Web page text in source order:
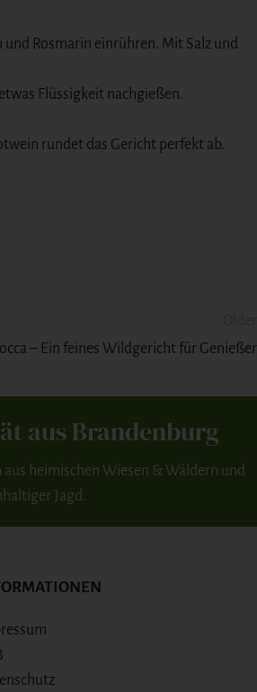
Rosmarin einrühren. Mit Salz und
Flüssigkeit nachgießen.
rundet das Gericht perfekt ab.
– Ein feines Wildgericht für Genießer
aus Brandenburg
heimischen Wiesen & Wäldern und
Jagd.